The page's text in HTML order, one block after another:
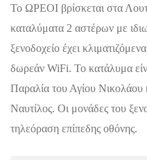
Το ΩΡΕΟΙ βρίσκεται στα
καταλύματα 2 αστέρων με
ξενοδοχείο έχει
δωρεάν WiFi. Το κατάλυμα
Παραλία του Αγίου
Ναυτίλος. Οι μονάδες του
τηλεόραση επίπεδης οθόνης.